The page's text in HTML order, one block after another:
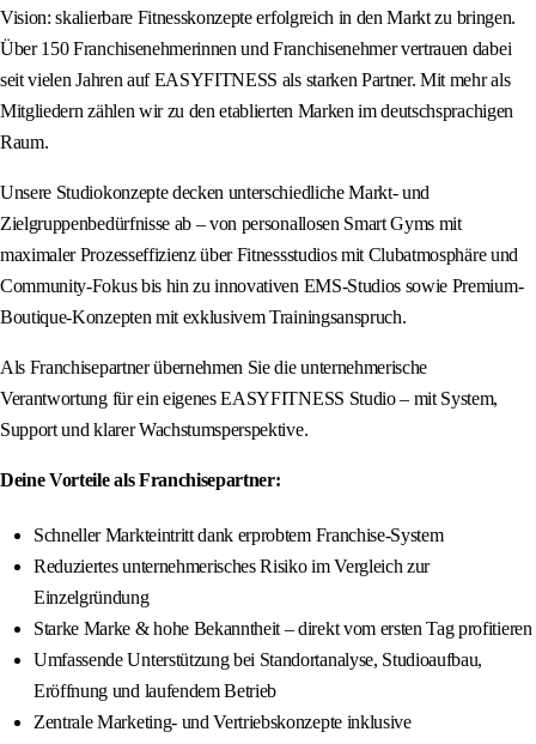
Vision: skalierbare Fitnesskonzepte erfolgreich in den Markt zu bringen.
Über 150 Franchisenehmerinnen und Franchisenehmer vertrauen dabei
seit vielen Jahren auf EASYFITNESS als starken Partner. Mit mehr als
Mitgliedern zählen wir zu den etablierten Marken im deutschsprachigen
Raum.
Unsere Studiokonzepte decken unterschiedliche Markt- und
Zielgruppenbedürfnisse ab – von personallosen Smart Gyms mit
maximaler Prozesseffizienz über Fitnessstudios mit Clubatmosphäre und
Community-Fokus bis hin zu innovativen EMS-Studios sowie Premium-
Boutique-Konzepten mit exklusivem Trainingsanspruch.
Als Franchisepartner übernehmen Sie die unternehmerische
Verantwortung für ein eigenes EASYFITNESS Studio – mit System,
Support und klarer Wachstumsperspektive.
Deine Vorteile als Franchisepartner:
Schneller Markteintritt dank erprobtem Franchise-System
Reduziertes unternehmerisches Risiko im Vergleich zur
Einzelgründung
Starke Marke & hohe Bekanntheit – direkt vom ersten Tag profitieren
Umfassende Unterstützung bei Standortanalyse, Studioaufbau,
Eröffnung und laufendem Betrieb
Zentrale Marketing- und Vertriebskonzepte inklusive